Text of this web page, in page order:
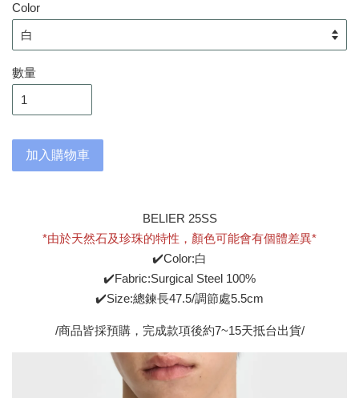
Color
數量
加入購物車
BELIER 25SS
*由於天然石及珍珠的特性，顏色可能會有個體差異*
✔️Color:白
✔️Fabric:Surgical Steel 100%
✔️Size:總鍊長47.5/調節處5.5cm
/商品皆採預購，完成款項後約7~15天抵台出貨/